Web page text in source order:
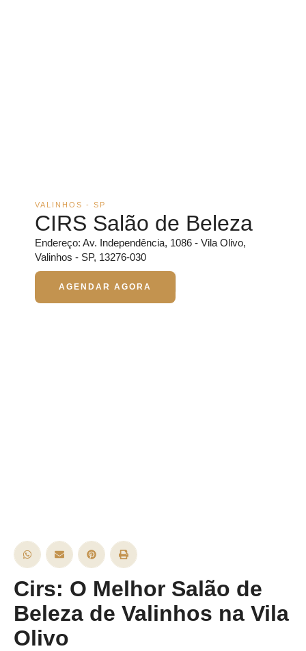
VALINHOS - SP
CIRS Salão de Beleza
Endereço: Av. Independência, 1086 - Vila Olivo,
Valinhos - SP, 13276-030
AGENDAR AGORA
Cirs: O Melhor Salão de
Beleza de Valinhos na Vila
Olivo